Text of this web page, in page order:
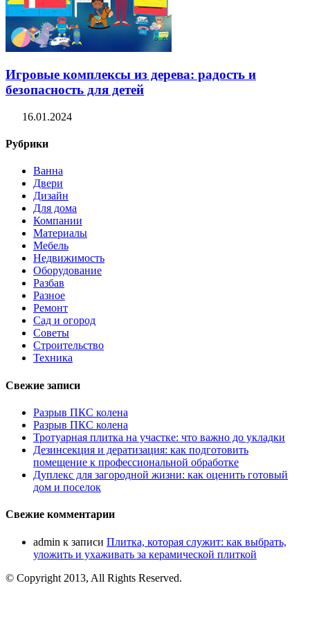
Игровые комплексы из дерева: радость и
безопасность для детей
16.01.2024
Рубрики
Ванна
Двери
Дизайн
Для дома
Компании
Материалы
Мебель
Недвижимость
Оборудование
Разбав
Разное
Ремонт
Сад и огород
Советы
Строительство
Техника
Свежие записи
Разрыв ПКС колена
Разрыв ПКС колена
Тротуарная плитка на участке: что важно до укладки
Дезинсекция и дератизация: как подготовить
помещение к профессиональной обработке
Дуплекс для загородной жизни: как оценить готовый
дом и поселок
Свежие комментарии
admin к записи Плитка, которая служит: как выбрать,
уложить и ухаживать за керамической плиткой
© Copyright 2013, All Rights Reserved.